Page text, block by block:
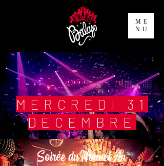
ME
NU
MERCREDI 31
DECEMBRE
Soirée du Nouvel An